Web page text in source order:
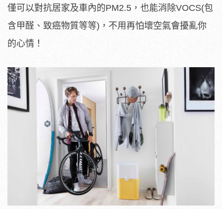
僅可以對抗居家及車內的PM2.5，也能消除VOCS(包
含甲醛、致癌物質等等)，不用再怕壞空氣會擾亂你
的心情！